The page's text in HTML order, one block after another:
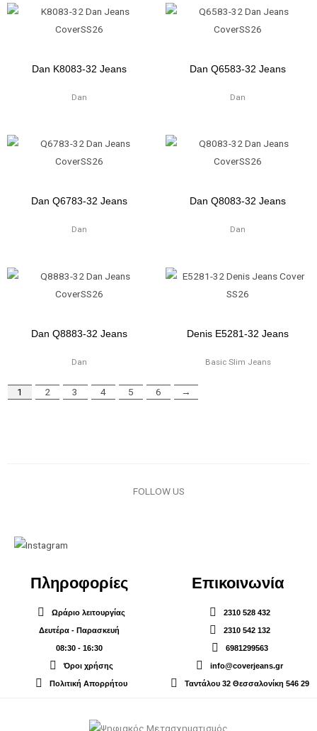
Dan K8083-32 Jeans
Dan
Dan Q6583-32 Jeans
Dan
Dan Q6783-32 Jeans
Dan
Dan Q8083-32 Jeans
Dan
Dan Q8883-32 Jeans
Dan
Denis E5281-32 Jeans
Basic Slim Jeans
1 2 3 4 5 6 →
FOLLOW US
Πληροφορίες
Ωράριο λειτουργίας
Δευτέρα - Παρασκευή
08:30 - 16:30
Όροι χρήσης
Πολιτική Απορρήτου
Επικοινωνία
2310 528 432
2310 542 132
6981299563
info@coverjeans.gr
Ταντάλου 32 Θεσσαλονίκη 546 29